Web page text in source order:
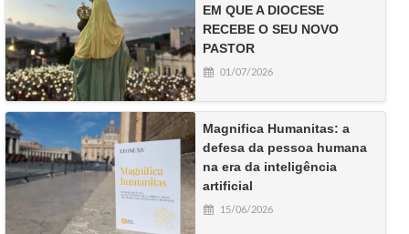
EM QUE A DIOCESE
RECEBE O SEU NOVO
PASTOR
01/07/2026
Magnifica Humanitas: a
defesa da pessoa humana
na era da inteligência
artificial
15/06/2026